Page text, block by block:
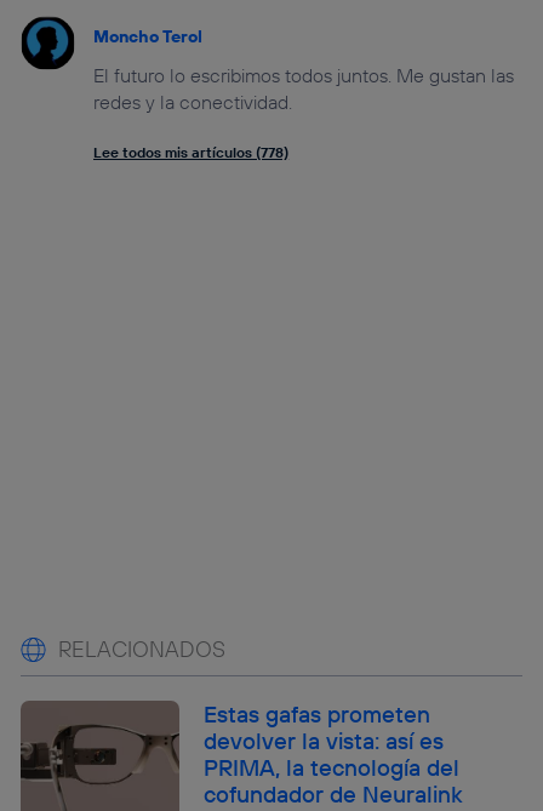
Moncho Terol
El futuro lo escribimos todos juntos. Me gustan las
redes y la conectividad.
Lee todos mis artículos (778)
RELACIONADOS
Estas gafas prometen
devolver la vista: así es
PRIMA, la tecnología del
cofundador de Neuralink